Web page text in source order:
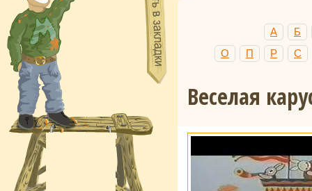
А
Б
О
П Р С
Веселая